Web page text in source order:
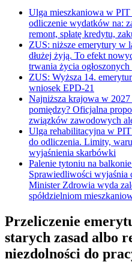
Ulga mieszkaniowa w
odliczenie wydatków na:
remont, spłatę kredytu,
ZUS: niższe emerytury w
dłużej żyją. To efekt
trwania życia
ZUS: Wyższa 14.
wniosek EPD-21
Najniższa krajowa w 2027
pomiędzy? Oficjalna
związków zawodowych
Ulga rehabilitacyjna w
do odliczenia. Limity,
wyjaśnienia skarbówki
Palenie tytoniu na
Sprawiedliwości wyjaśnia
Minister Zdrowia wyda
spółdzielniom
Przeliczenie
starych zasad albo
niezdolności do